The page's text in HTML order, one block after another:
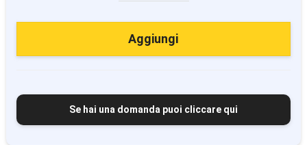
Aggiungi
Se hai una domanda puoi cliccare qui